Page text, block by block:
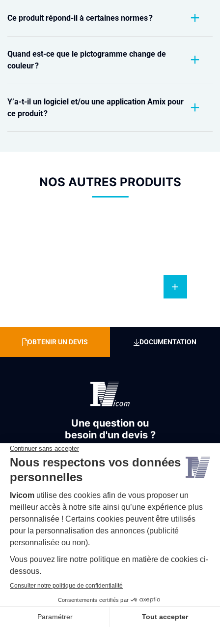
Ce produit répond-il à certaines normes ?
Quand est-ce que le pictogramme change de
couleur ?
Y’a-t-il un logiciel et/ou une application Amix pour
ce produit ?
NOS AUTRES PRODUITS
OBTENIR UN DEVIS DOCUMENTATION
Une question ou
besoin d'un devis ?
APPELER
Politique de confidentialité
Accessibilité : partiellement conforme